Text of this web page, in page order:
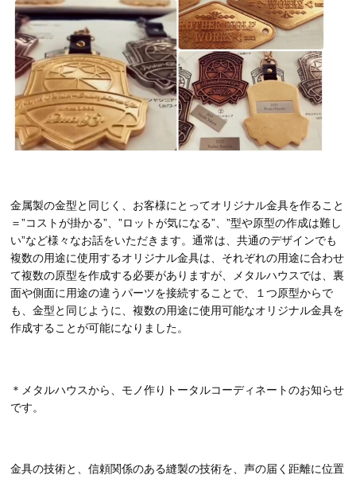
金属製の金型と同じく、お客様にとってオリジナル金具を作ること
＝”コストが掛かる”、”ロットが気になる”、”型や原型の作成は難し
い”など様々なお話をいただきます。通常は、共通のデザインでも
複数の用途に使用するオリジナル金具は、それぞれの用途に合わせ
て複数の原型を作成する必要がありますが、メタルハウスでは、裏
面や側面に用途の違うパーツを接続することで、１つ原型からで
も、金型と同じように、複数の用途に使用可能なオリジナル金具を
作成することが可能になりました。
＊メタルハウスから、モノ作りトータルコーディネートのお知らせ
です。
金具の技術と、信頼関係のある縫製の技術を、声の届く距離に位置